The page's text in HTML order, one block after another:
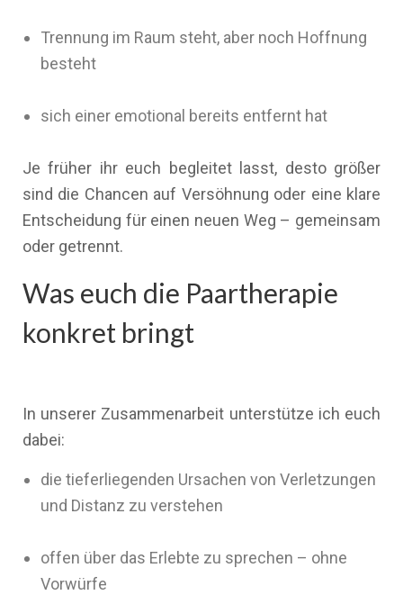
Trennung im Raum steht, aber noch Hoffnung
besteht
sich einer emotional bereits entfernt hat
Je früher ihr euch begleitet lasst, desto größer
sind die Chancen auf Versöhnung oder eine klare
Entscheidung für einen neuen Weg – gemeinsam
oder getrennt.
Was euch die Paartherapie
konkret bringt
In unserer Zusammenarbeit unterstütze ich euch
dabei:
die tieferliegenden Ursachen von Verletzungen
und Distanz zu verstehen
offen über das Erlebte zu sprechen – ohne
Vorwürfe